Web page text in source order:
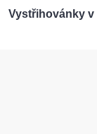
Vystřihovánky v